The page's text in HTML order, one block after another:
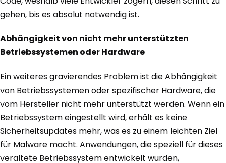
gehen, bis es absolut notwendig ist.
Abhängigkeit von nicht mehr unterstützten
Betriebssystemen oder Hardware
Ein weiteres gravierendes Problem ist die Abhängigkeit
von Betriebssystemen oder spezifischer Hardware, die
vom Hersteller nicht mehr unterstützt werden. Wenn ein
Betriebssystem eingestellt wird, erhält es keine
Sicherheitsupdates mehr, was es zu einem leichten Ziel
für Malware macht. Anwendungen, die speziell für dieses
veraltete Betriebssystem entwickelt wurden,